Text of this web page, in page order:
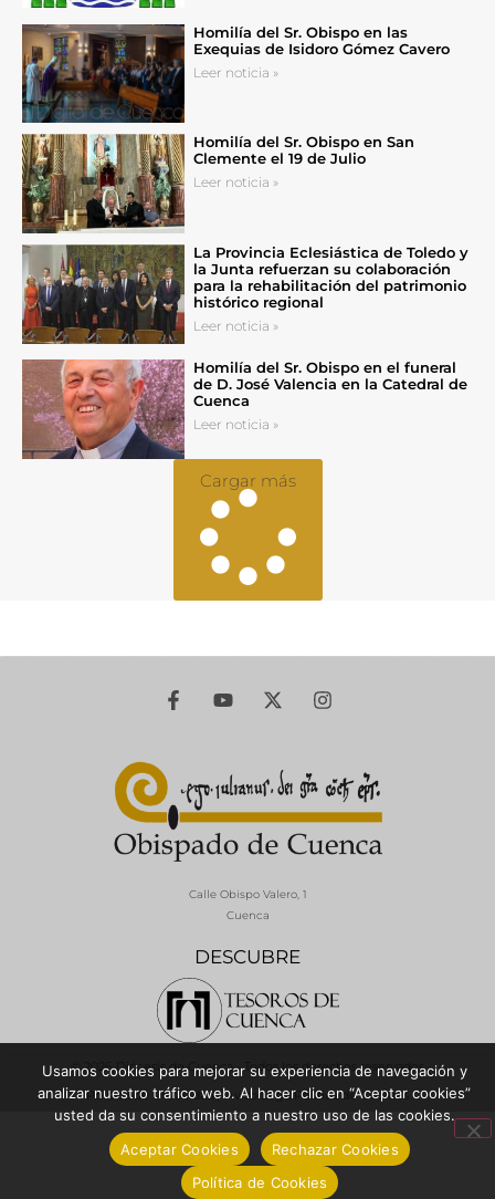
Homilía del Sr. Obispo en las
Exequias de Isidoro Gómez Cavero
Leer noticia »
Homilía del Sr. Obispo en San
Clemente el 19 de Julio
Leer noticia »
La Provincia Eclesiástica de Toledo y
la Junta refuerzan su colaboración
para la rehabilitación del patrimonio
histórico regional
Leer noticia »
Homilía del Sr. Obispo en el funeral
de D. José Valencia en la Catedral de
Cuenca
Leer noticia »
Cargar más
DESCUBRE
Calle Obispo Valero, 1
Cuenca
© 2026 Diócesis de Cuenca - Todos los derechos reservados
Política de Privacidad / Aviso LegalPolítica de Cookies
Usamos cookies para mejorar su experiencia de navegación y
analizar nuestro tráfico web. Al hacer clic en “Aceptar cookies”
usted da su consentimiento a nuestro uso de las cookies.
Aceptar Cookies
Rechazar Cookies
Política de Cookies